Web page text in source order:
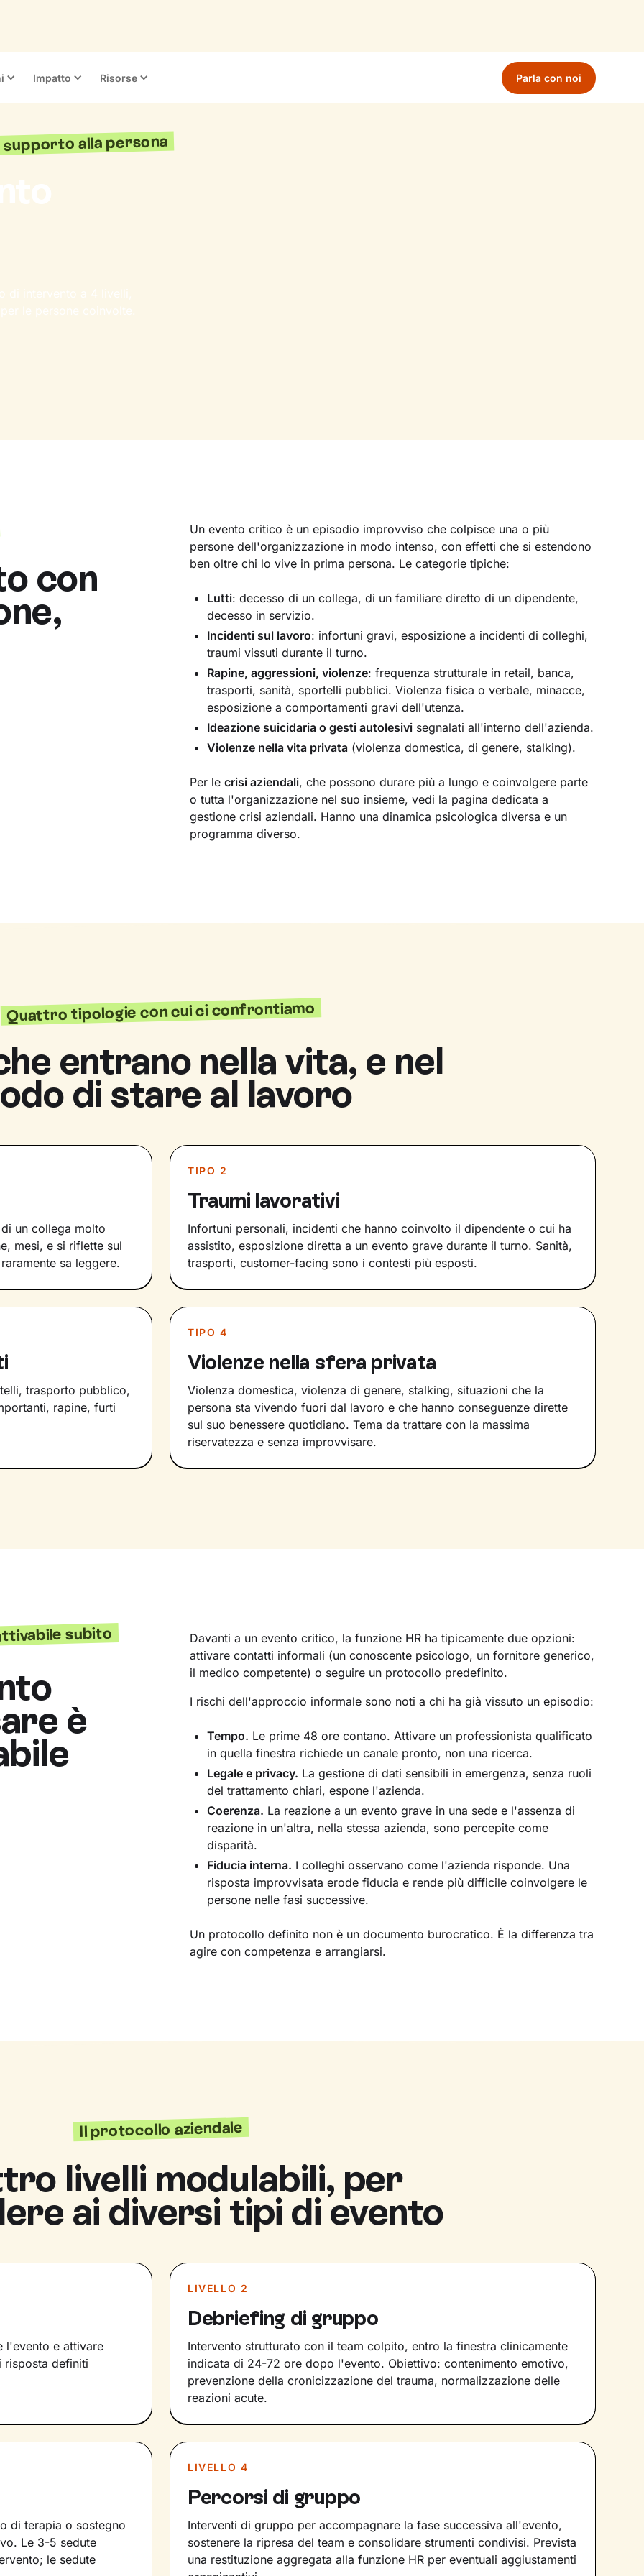
Impatto Risorse Parla con noi
alla persona
con
Un evento critico è un episodio improvviso che colpisce una o più
persone dell'organizzazione in modo intenso, con effetti che si estendono
ben oltre chi lo vive in prima persona. Le categorie tipiche:
Lutti: decesso di un collega, di un familiare diretto di un dipendente,
decesso in servizio.
Incidenti sul lavoro: infortuni gravi, esposizione a incidenti di colleghi,
traumi vissuti durante il turno.
Rapine, aggressioni, violenze: frequenza strutturale in retail, banca,
trasporti, sanità, sportelli pubblici. Violenza fisica o verbale, minacce,
esposizione a comportamenti gravi dell'utenza.
Ideazione suicidaria o gesti autolesivi segnalati all'interno dell'azienda.
Violenze nella vita privata (violenza domestica, di genere, stalking).
Per le crisi aziendali, che possono durare più a lungo e coinvolgere parte
o tutta l'organizzazione nel suo insieme, vedi la pagina dedicata a
gestione crisi aziendali. Hanno una dinamica psicologica diversa e un
programma diverso.
Quattro tipologie con cui ci confrontiamo
entrano nella vita, e nel
di stare al lavoro
un collega molto
mesi, e si riflette sul
sa leggere.
TIPO 2
Traumi lavorativi
Infortuni personali, incidenti che hanno coinvolto il dipendente o cui ha
assistito, esposizione diretta a un evento grave durante il turno. Sanità,
trasporti, customer-facing sono i contesti più esposti.
trasporto pubblico,
rapine, furti
TIPO 4
Violenze nella sfera privata
Violenza domestica, violenza di genere, stalking, situazioni che la
persona sta vivendo fuori dal lavoro e che hanno conseguenze dirette
sul suo benessere quotidiano. Tema da trattare con la massima
riservatezza e senza improvvisare.
subito
è
Davanti a un evento critico, la funzione HR ha tipicamente due opzioni:
attivare contatti informali (un conoscente psicologo, un fornitore generico,
il medico competente) o seguire un protocollo predefinito.
I rischi dell'approccio informale sono noti a chi ha già vissuto un episodio:
Tempo. Le prime 48 ore contano. Attivare un professionista qualificato
in quella finestra richiede un canale pronto, non una ricerca.
Legale e privacy. La gestione di dati sensibili in emergenza, senza ruoli
del trattamento chiari, espone l'azienda.
Coerenza. La reazione a un evento grave in una sede e l'assenza di
reazione in un'altra, nella stessa azienda, sono percepite come
disparità.
Fiducia interna. I colleghi osservano come l'azienda risponde. Una
risposta improvvisata erode fiducia e rende più difficile coinvolgere le
persone nelle fasi successive.
Un protocollo definito non è un documento burocratico. È la differenza tra
agire con competenza e arrangiarsi.
Il protocollo aziendale
livelli modulabili, per
ai diversi tipi di evento
l'evento e attivare
risposta definiti
LIVELLO 2
Debriefing di gruppo
Intervento strutturato con il team colpito, entro la finestra clinicamente
indicata di 24-72 ore dopo l'evento. Obiettivo: contenimento emotivo,
prevenzione della cronicizzazione del trauma, normalizzazione delle
reazioni acute.
di terapia o sostegno
Le 3-5 sedute
le sedute
LIVELLO 4
Percorsi di gruppo
Interventi di gruppo per accompagnare la fase successiva all'evento,
sostenere la ripresa del team e consolidare strumenti condivisi. Prevista
una restituzione aggregata alla funzione HR per eventuali aggiustamenti